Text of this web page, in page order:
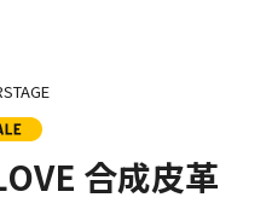
合成皮革